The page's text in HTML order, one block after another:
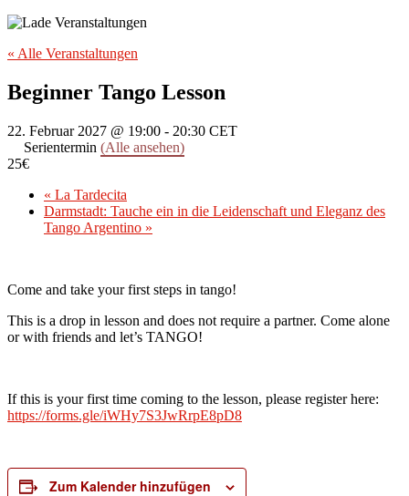
« Alle Veranstaltungen
Beginner Tango Lesson
22. Februar 2027 @ 19:00 - 20:30 CET
Serientermin (Alle ansehen)
25€
« La Tardecita
Darmstadt: Tauche ein in die Leidenschaft und Eleganz des
Tango Argentino »
Come and take your first steps in tango!
This is a drop in lesson and does not require a partner. Come alone
or with friends and let’s TANGO!
If this is your first time coming to the lesson, please register here:
https://forms.gle/iWHy7S3JwRrpE8pD8
Zum Kalender hinzufügen